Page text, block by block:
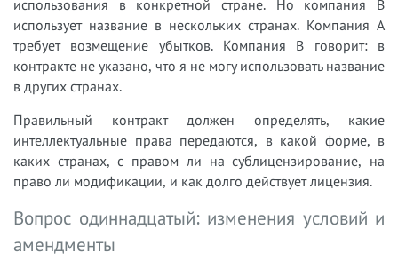
использования в конкретной стране. Но компания B
использует название в нескольких странах. Компания A
требует возмещение убытков. Компания B говорит: в
контракте не указано, что я не могу использовать название
в других странах.
Правильный контракт должен определять, какие
интеллектуальные права передаются, в какой форме, в
каких странах, с правом ли на сублицензирование, на
право ли модификации, и как долго действует лицензия.
Вопрос одиннадцатый: изменения условий и
амендменты